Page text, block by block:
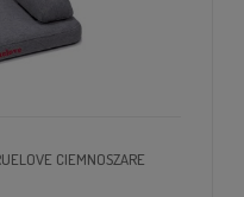
CIEMNOSZARE